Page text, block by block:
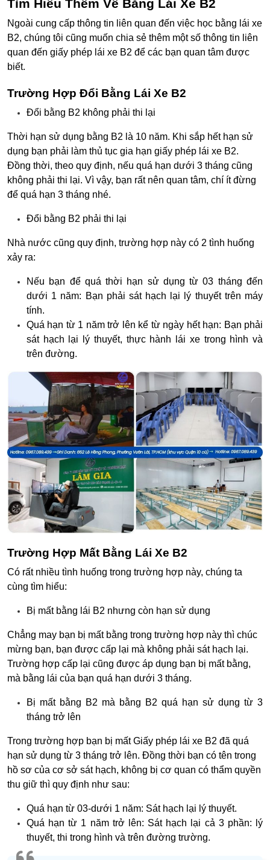
Tìm Hiểu Thêm Về Bằng Lái Xe B2
Ngoài cung cấp thông tin liên quan đến việc học bằng lái xe
B2, chúng tôi cũng muốn chia sẻ thêm một số thông tin liên
quan đến giấy phép lái xe B2 để các bạn quan tâm được
biết.
Trường Hợp Đổi Bằng Lái Xe B2
Đổi bằng B2 không phải thi lại
Thời hạn sử dụng bằng B2 là 10 năm. Khi sắp hết hạn sử
dụng bạn phải làm thủ tục gia hạn giấy phép lái xe B2.
Đồng thời, theo quy định, nếu quá hạn dưới 3 tháng cũng
không phải thi lại. Vì vậy, bạn rất nên quan tâm, chí ít đừng
để quá hạn 3 tháng nhé.
Đổi bằng B2 phải thi lại
Nhà nước cũng quy định, trường hợp này có 2 tình huống
xảy ra:
Nếu bạn để quá thời hạn sử dụng từ 03 tháng đến
dưới 1 năm: Bạn phải sát hạch lại lý thuyết trên máy
tính.
Quá hạn từ 1 năm trở lên kể từ ngày hết hạn: Bạn phải
sát hạch lại lý thuyết, thực hành lái xe trong hình và
trên đường.
Trường Hợp Mất Bằng Lái Xe B2
Có rất nhiều tình huống trong trường hợp này, chúng ta
cùng tìm hiểu:
Bị mất bằng lái B2 nhưng còn hạn sử dụng
Chẳng may bạn bị mất bằng trong trường hợp này thì chúc
mừng bạn, bạn được cấp lại mà không phải sát hạch lại.
Trường hợp cấp lại cũng được áp dụng bạn bị mất bằng,
mà bằng lái của bạn quá hạn dưới 3 tháng.
Bị mất bằng B2 mà bằng B2 quá hạn sử dụng từ 3
tháng trở lên
Trong trường hợp bạn bị mất Giấy phép lái xe B2 đã quá
hạn sử dụng từ 3 tháng trở lên. Đồng thời bạn có tên trong
hồ sơ của cơ sở sát hạch, không bị cơ quan có thẩm quyền
thu giữ thì quy định như sau:
Quá hạn từ 03-dưới 1 năm: Sát hạch lại lý thuyết.
Quá hạn từ 1 năm trở lên: Sát hạch lại cả 3 phần: lý
thuyết, thi trong hình và trên đường trường.